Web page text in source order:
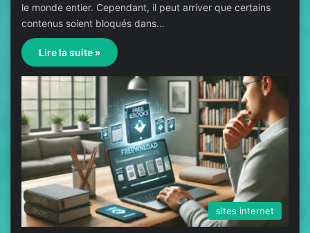
le monde entier. Cependant, il peut arriver que certains
contenus soient bloqués dans…
Lire la suite »
sites internet